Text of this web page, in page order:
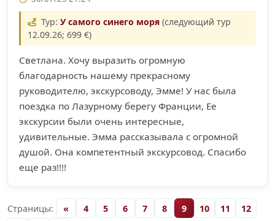
Тур: У самого синего моря(следующий тур
12.09.26; 699 €)
Светлана. Хочу выразить огромную
благодарность нашему прекрасному
руководителю, экскурсоводу, Эмме! У нас была
поездка по Лазурному берегу Франции, Ее
экскурсии были очень интересные,
удивительные. Эмма рассказывала с огромной
душой. Она компетентный экскурсовод. Спасибо
еще раз!!!!
Страницы: « 4 5 6 7 8 9 10 11
12